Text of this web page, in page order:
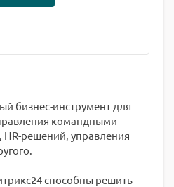
бизнес-инструмент для
командными
решений, управления
способны решить